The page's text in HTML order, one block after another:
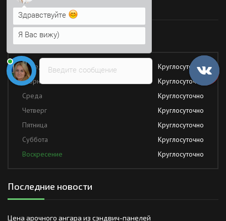
Время работы
Работаем без обеда и выходных
Понедельник
Круглосуточно
Вторник
Круглосуточно
Среда
Круглосуточно
Четверг
Круглосуточно
Пятница
Круглосуточно
Суббота
Круглосуточно
Воскресение
Круглосуточно
Последние новости
Цена арочного ангара из сэндвич-панелей
Введите сообщение
Здравствуйте
Я Вас вижу)
Аннапечатает...